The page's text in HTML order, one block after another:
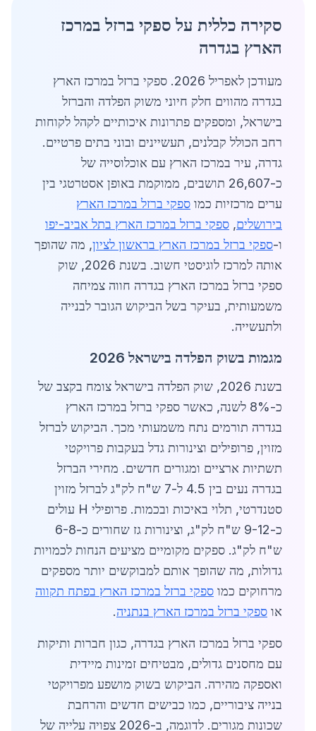
סקירה כללית על ספקי ברזל במרכז
הארץ בגדרה
מעודכן לאפריל 2026. ספקי ברזל במרכז הארץ
בגדרה מהווים חלק חיוני משוק הפלדה והברזל
בישראל, ומספקים פתרונות איכותיים לקהל לקוחות
רחב הכולל קבלנים, תעשיינים ובוני בתים פרטיים.
גדרה, עיר במרכז הארץ עם אוכלוסייה של
כ-26,607 תושבים, ממוקמת באופן אסטרטגי בין
ערים מרכזיות כמו ספקי ברזל במרכז הארץ
בירושלים, ספקי ברזל במרכז הארץ בתל אביב-יפו
ו-ספקי ברזל במרכז הארץ בראשון לציון, מה שהופך
אותה למרכז לוגיסטי חשוב. בשנת 2026, שוק
ספקי ברזל במרכז הארץ בגדרה חווה צמיחה
משמעותית, בעיקר בשל הביקוש הגובר לבנייה
ולתעשייה.
מגמות בשוק הפלדה בישראל 2026
בשנת 2026, שוק הפלדה בישראל צומח בקצב של
כ-8% לשנה, כאשר ספקי ברזל במרכז הארץ
בגדרה תורמים נתח משמעותי מכך. הביקוש לברזל
מזוין, פרופילים וצינורות גדל בעקבות פרויקטי
תשתיות ארציים ומגורים חדשים. מחירי הברזל
בגדרה נעים בין 4.5 ל-7 ש"ח לק"ג לברזל מזוין
סטנדרטי, תלוי באיכות ובכמות. פרופילי H עולים
כ-9-12 ש"ח לק"ג, וצינורות גז שחורים כ-6-8
ש"ח לק"ג. ספקים מקומיים מציעים הנחות לכמויות
גדולות, מה שהופך אותם למבוקשים יותר מספקים
מרחוקים כמו ספקי ברזל במרכז הארץ בפתח תקווה
או ספקי ברזל במרכז הארץ בנתניה.
ספקי ברזל במרכז הארץ בגדרה, כגון חברות ותיקות
עם מחסנים גדולים, מבטיחים זמינות מיידית
ואספקה מהירה. הביקוש בשוק מושפע מפרויקטי
בנייה ציבוריים, כמו כבישים חדשים והרחבת
שכונות מגורים. לדוגמה, ב-2026 צפויה עלייה של